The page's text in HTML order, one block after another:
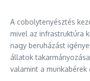
A cobolytenyésztés
mivel az infrastruktúra
nagy beruházást
állatok
valamint a